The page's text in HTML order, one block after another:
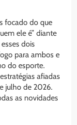
focado do que
ele é” diante
dois
para ambos e
do esporte.
afiadas
julho de 2026.
as novidades